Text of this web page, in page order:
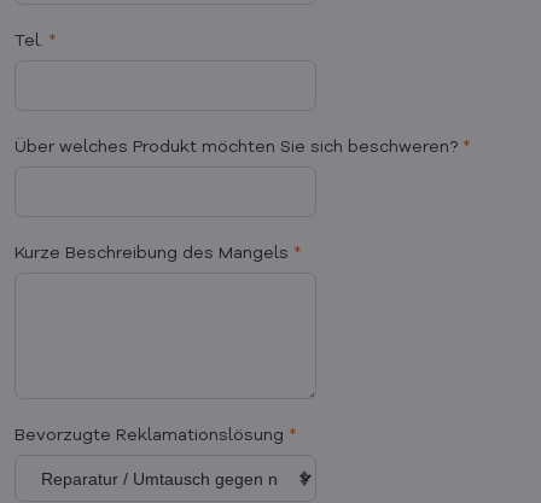
Tel. *
Über welches Produkt möchten Sie sich beschweren? *
Kurze Beschreibung des Mangels *
Bevorzugte Reklamationslösung *